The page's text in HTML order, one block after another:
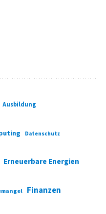
Ausbildung
Datenschutz
Erneuerbare Energien
Finanzen